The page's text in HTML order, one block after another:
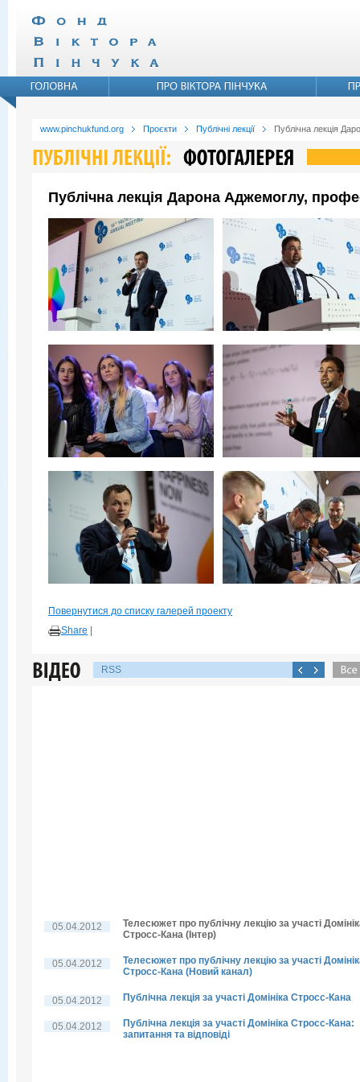
www.pinchukfund.org Проєкти Публічні лекції Публічна лекція
Публічна лекція Дарона Аджемоглу,
Повернутися до списку галерей проекту
Share
RSS
05.04.2012
Телесюжет про публічну лекцію за участі
Стросс-Кана (Інтер)
05.04.2012
Телесюжет про публічну лекцію за участі
Стросс-Кана (Новий канал)
05.04.2012 Публічна лекція за участі Домініка Стросс-Кана
05.04.2012
Публічна лекція за участі Домініка Стросс-Кана:
запитання та відповіді